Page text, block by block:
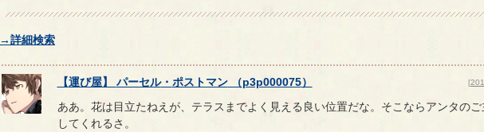
→詳細検索
【運び屋】 パーセル・ ポストマン（p3p000075）
ああ。花は目立たねえが、テラスまでよく見える良い位置だな。そこならアンタのご
してくれるさ。